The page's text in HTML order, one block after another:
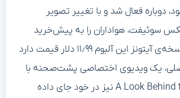
بود، دوباره فعال شد و با تغییر تصویر
سوئیفت، هواداران را به پیش‌خرید
آلبوم دعوت کرد. نسخه‌ی آیتونز این آلبوم ۱۱٫۹۹ دلار قیمت دارد
۱۲ ترک اصلی، یک ویدیوی اختصاصی پشت‌صحنه با
عنوان A Look Behind the Curtain نیز در خود جای داده